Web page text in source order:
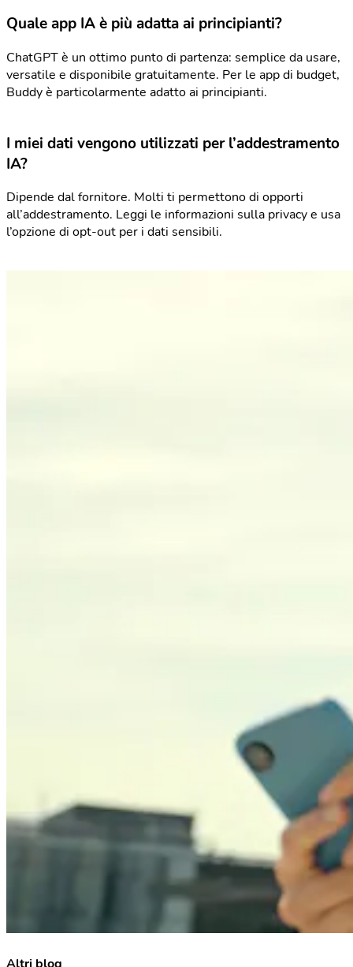
Quale app IA è più adatta ai principianti?
ChatGPT è un ottimo punto di partenza: semplice da usare,
versatile e disponibile gratuitamente. Per le app di budget,
Buddy è particolarmente adatto ai principianti.
I miei dati vengono utilizzati per l’addestramento
IA?
Dipende dal fornitore. Molti ti permettono di opporti
all’addestramento. Leggi le informazioni sulla privacy e usa
l’opzione di opt-out per i dati sensibili.